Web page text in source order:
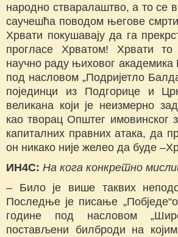
народно стваралаштво, а то се
саучешћа поводом његове
Хрвати покушавају да га
прогласе Хрватом! Хрвати то
научно раду њиховог
под насловом „Подријетло
појединци из Подгорице и
великана који је неизмерно
као творац Општег имовинског
капиталних правних атака, да
он никако није желео да буде
ИН4С: На кога конкретно
– Било је више таквих
Последње је писање
године под насловом
постављени билброди на